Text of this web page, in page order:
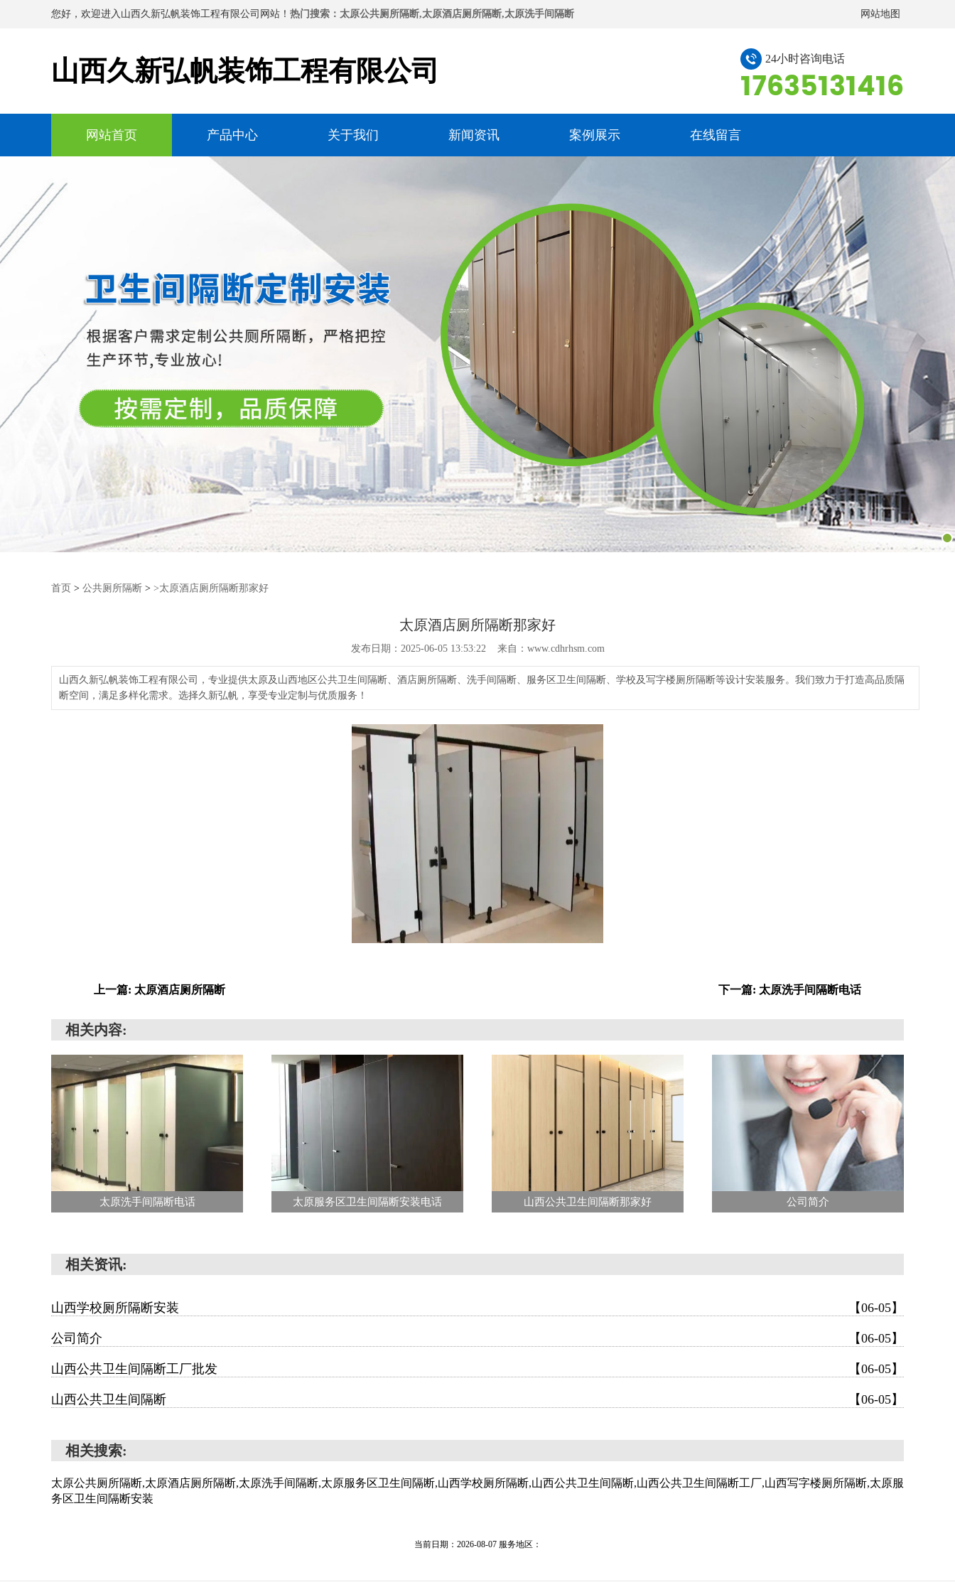
您好，欢迎进入山西久新弘帆装饰工程有限公司网站！ 热门搜索：太原公共厕所隔断,太原酒店厕所隔断,太原洗手间隔断 网站地图
山西久新弘帆装饰工程有限公司 24小时咨询电话
17635131416
网站首页 产品中心 关于我们 新闻资讯 案例展示 在线留言
首页 > 公共厕所隔断 > >太原酒店厕所隔断那家好
太原酒店厕所隔断那家好
发布日期：2025-06-05 13:53:22 来自：www.cdhrhsm.com
山西久新弘帆装饰工程有限公司，专业提供太原及山西地区公共卫生间隔断、酒店厕所隔断、洗手间隔断、服务区卫生间隔断、学校及写字楼厕所隔断等设计安装服务。我们致力于打造高品质隔
断空间，满足多样化需求。选择久新弘帆，享受专业定制与优质服务！
上一篇: 太原酒店厕所隔断 下一篇: 太原洗手间隔断电话
相关内容:
太原洗手间隔断电话 太原服务区卫生间隔断安装电话 山西公共卫生间隔断那家好 公司简介
相关资讯:
山西学校厕所隔断安装 【06-05】
公司简介 【06-05】
山西公共卫生间隔断工厂批发 【06-05】
山西公共卫生间隔断 【06-05】
相关搜索:
太原公共厕所隔断,太原酒店厕所隔断,太原洗手间隔断,太原服务区卫生间隔断,山西学校厕所隔断,山西公共卫生间隔断,山西公共卫生间隔断工厂,山西写字楼厕所隔断,太原服
务区卫生间隔断安装
当前日期：2026-08-07 服务地区：